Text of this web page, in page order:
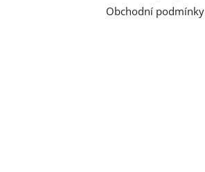
Obchodní podmínky